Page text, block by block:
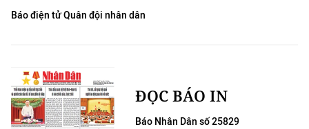
Báo điện tử Quân đội nhân dân
ĐỌC BÁO IN
Báo Nhân Dân số 25829